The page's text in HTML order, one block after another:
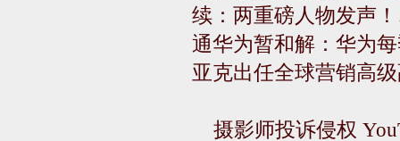
续：两重磅人物发声
通华为暂和解：华为
亚克出任全球营销高
摄影师投诉侵权